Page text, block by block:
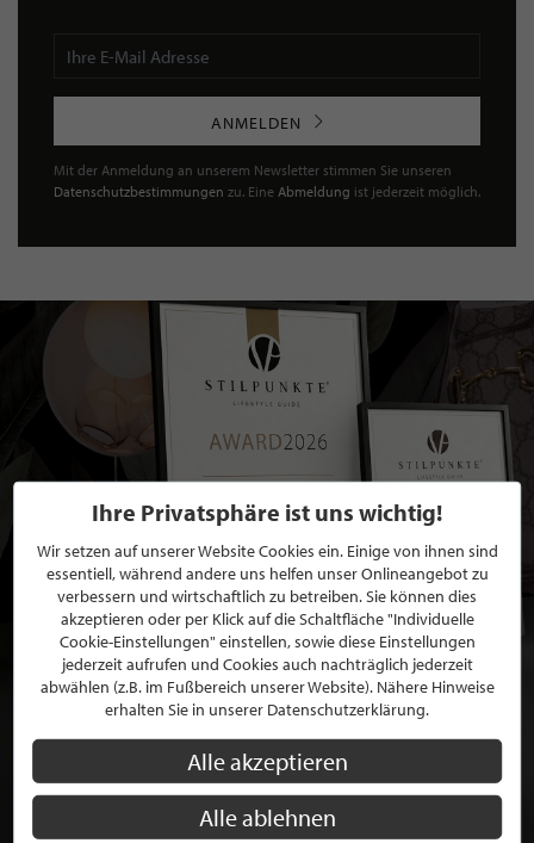
ANMELDEN
Mit der Anmeldung an unserem Newsletter stimmen Sie unseren
Datenschutzbestimmungen zu. Eine Abmeldung ist jederzeit möglich.
BEWERBEN SIE SICH FÜR EINE GRATIS
MITGLIEDSCHAFT BEI STILPUNKTE®
JETZT GRATIS BEWERBEN
Ihre Privatsphäre ist uns wichtig!
Wir setzen auf unserer Website Cookies ein. Einige von ihnen sind
essentiell, während andere uns helfen unser Onlineangebot zu
verbessern und wirtschaftlich zu betreiben. Sie können dies
akzeptieren oder per Klick auf die Schaltfläche "Individuelle
Cookie-Einstellungen" einstellen, sowie diese Einstellungen
jederzeit aufrufen und Cookies auch nachträglich jederzeit
abwählen (z.B. im Fußbereich unserer Website). Nähere Hinweise
erhalten Sie in unserer Datenschutzerklärung.
Alle akzeptieren
Alle ablehnen